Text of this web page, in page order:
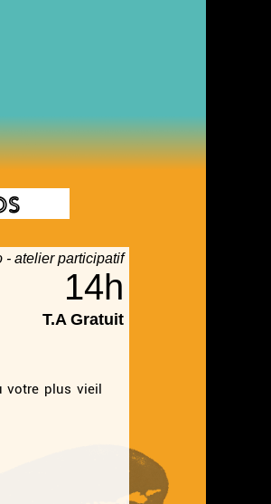
- atelier participatif
14h
T.A Gratuit
votre plus vieil